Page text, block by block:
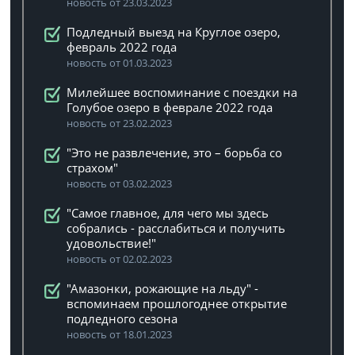
Подледный выезд на Круглое озеро,
февраль 2022 года
новость от 01.03.2023
Милейшее воспоминание с поездки на
Голубое озеро в феврале 2022 года
новость от 23.02.2023
"Это не развлечение, это – борьба со
страхом"
новость от 03.02.2023
"Самое главное, для чего мы здесь
собрались - расслабиться и получить
удовольствие!"
новость от 02.02.2023
"Амазонки, рожающие на льду" -
вспоминаем прошлогоднее открытие
подледного сезона
новость от 18.01.2023